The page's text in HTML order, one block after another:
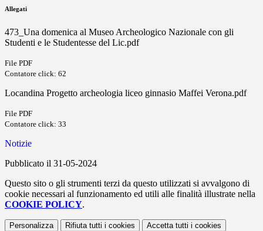
Allegati
473_Una domenica al Museo Archeologico Nazionale con gli
Studenti e le Studentesse del Lic.pdf
File PDF
Contatore click: 62
Locandina Progetto archeologia liceo ginnasio Maffei Verona.pdf
File PDF
Contatore click: 33
Notizie
Pubblicato il 31-05-2024
Questo sito o gli strumenti terzi da questo utilizzati si avvalgono di
cookie necessari al funzionamento ed utili alle finalità illustrate nella
COOKIE POLICY.
Personalizza Rifiuta tutti i cookies Accetta tutti i cookies